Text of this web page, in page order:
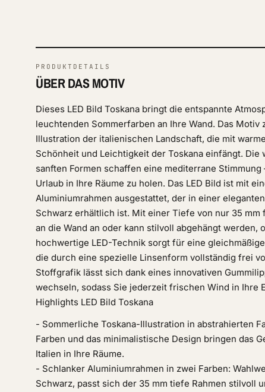
PRODUKTDETAILS
ÜBER DAS MOTIV
Dieses LED Bild Toskana bringt die entspannte
leuchtenden Sommerfarben an Ihre Wand. Das Motiv
Illustration der italienischen Landschaft, die mit
Schönheit und Leichtigkeit der Toskana einfängt. Die
sanften Formen schaffen eine mediterrane Stimmung
Urlaub in Ihre Räume zu holen. Das LED Bild ist mit
Aluminiumrahmen ausgestattet, der in einer
Schwarz erhältlich ist. Mit einer Tiefe von nur 35 mm
an die Wand an oder kann stilvoll abgehängt werden,
hochwertige LED-Technik sorgt für eine
die durch eine spezielle Linsenform vollständig frei
Stoffgrafik lässt sich dank eines innovativen
wechseln, sodass Sie jederzeit frischen Wind in Ihre
Highlights LED Bild Toskana
- Sommerliche Toskana-Illustration in abstrahierten
Farben und das minimalistische Design bringen das
Italien in Ihre Räume.
- Schlanker Aluminiumrahmen in zwei Farben:
Schwarz, passt sich der 35 mm tiefe Rahmen stilvoll